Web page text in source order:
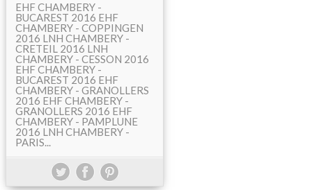
EHF CHAMBERY -
BUCAREST 2016 EHF
CHAMBERY - COPPINGEN
2016 LNH CHAMBERY -
CRETEIL 2016 LNH
CHAMBERY - CESSON 2016
EHF CHAMBERY -
BUCAREST 2016 EHF
CHAMBERY - GRANOLLERS
2016 EHF CHAMBERY -
GRANOLLERS 2016 EHF
CHAMBERY - PAMPLUNE
2016 LNH CHAMBERY -
PARIS...